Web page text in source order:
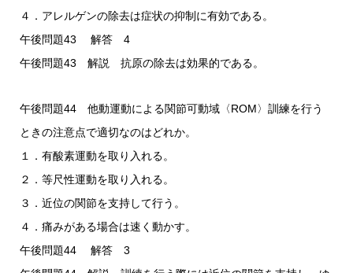
４．アレルゲンの除去は症状の抑制に有効である。
午後問題43 解答 4
午後問題43 解説 抗原の除去は効果的である。
午後問題44 他動運動による関節可動域〈ROM〉訓練を行う
ときの注意点で適切なのはどれか。
１．有酸素運動を取り入れる。
２．等尺性運動を取り入れる。
３．近位の関節を支持して行う。
４．痛みがある場合は速く動かす。
午後問題44 解答 3